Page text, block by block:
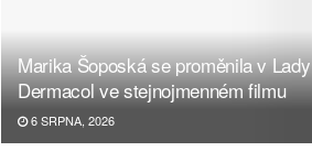
Marika Šoposká se proměnila v Lady
Dermacol ve stejnojmenném filmu
6 SRPNA, 2026